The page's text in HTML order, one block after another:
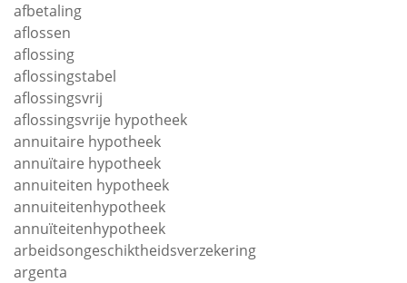
afbetaling
aflossen
aflossing
aflossingstabel
aflossingsvrij
aflossingsvrije hypotheek
annuitaire hypotheek
annuïtaire hypotheek
annuiteiten hypotheek
annuiteitenhypotheek
annuïteitenhypotheek
arbeidsongeschiktheidsverzekering
argenta